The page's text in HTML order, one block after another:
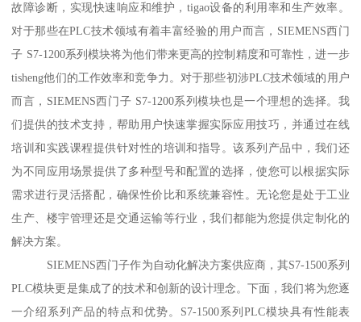
故障诊断，实现快速响应和维护，tigao设备的利用率和生产效率。
对于那些在PLC技术领域有着丰富经验的用户而言，SIEMENS西门
子 S7-1200系列模块将为他们带来更高的控制精度和可靠性，进一步
tisheng他们的工作效率和竞争力。对于那些初涉PLC技术领域的用户
而言，SIEMENS西门子 S7-1200系列模块也是一个理想的选择。我
们提供的技术支持，帮助用户快速掌握实际应用技巧，并通过在线
培训和实践课程提供针对性的培训和指导。该系列产品中，我们还
为不同应用场景提供了多种型号和配置的选择，使您可以根据实际
需求进行灵活搭配，确保性价比和系统兼容性。无论您是处于工业
生产、楼宇管理还是交通运输等行业，我们都能为您提供定制化的
解决方案。
SIEMENS西门子作为自动化解决方案供应商，其S7-1500系列
PLC模块更是集成了的技术和创新的设计理念。下面，我们将为您逐
一介绍系列产品的特点和优势。S7-1500系列PLC模块具有性能表